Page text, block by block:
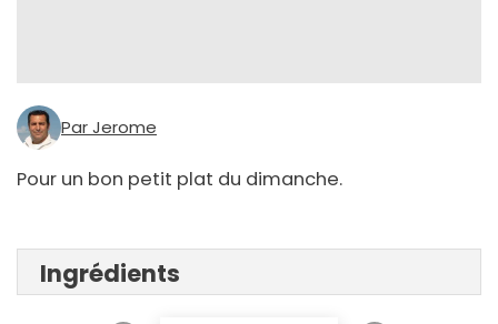
Par Jerome
Pour un bon petit plat du dimanche.
Ingrédients